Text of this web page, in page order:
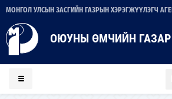
МОНГОЛ УЛСЫН ЗАСГИЙН ГАЗРЫН ХЭРЭГЖҮҮЛЭГЧ
ОЮУНЫ ӨМЧИЙН ГАЗАР